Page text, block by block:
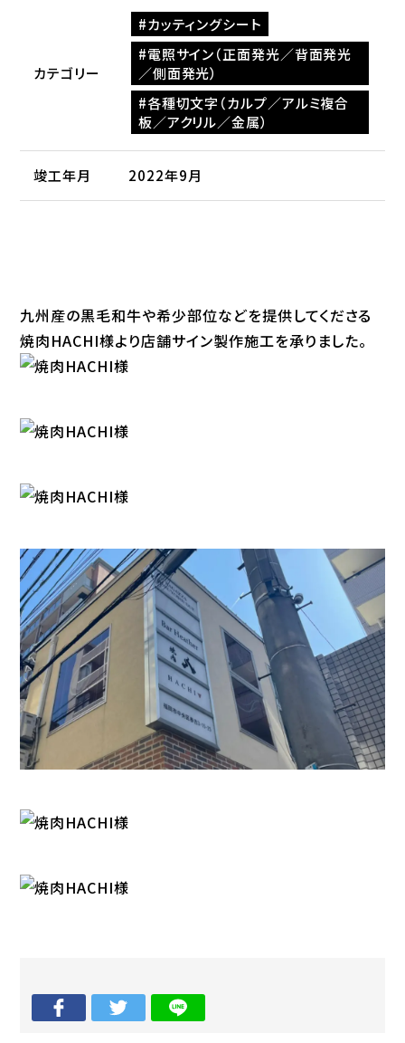
カテゴリー
カッティングシート
電照サイン（正面発光／背面発光
／側面発光）
各種切文字（カルプ／アルミ複合
板／アクリル／金属）
竣工年月 2022年9月
九州産の黒毛和牛や希少部位などを提供してくださる
焼肉HACHI様より店舗サイン製作施工を承りました。